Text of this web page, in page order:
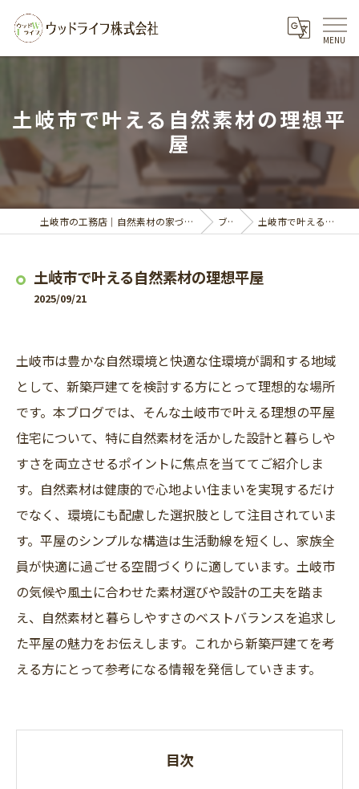
土岐市で叶える自然素材の理想平
屋
土岐市の工務店｜自然素材の家づくりならウッドライフ株式会社 ブログ 土岐市で叶える自然素材の理想平屋
土岐市で叶える自然素材の理想平屋
2025/09/21
土岐市は豊かな自然環境と快適な住環境が調和する地域
として、新築戸建てを検討する方にとって理想的な場所
です。本ブログでは、そんな土岐市で叶える理想の平屋
住宅について、特に自然素材を活かした設計と暮らしや
すさを両立させるポイントに焦点を当ててご紹介しま
す。自然素材は健康的で心地よい住まいを実現するだけ
でなく、環境にも配慮した選択肢として注目されていま
す。平屋のシンプルな構造は生活動線を短くし、家族全
員が快適に過ごせる空間づくりに適しています。土岐市
の気候や風土に合わせた素材選びや設計の工夫を踏ま
え、自然素材と暮らしやすさのベストバランスを追求し
た平屋の魅力をお伝えします。これから新築戸建てを考
える方にとって参考になる情報を発信していきます。
目次